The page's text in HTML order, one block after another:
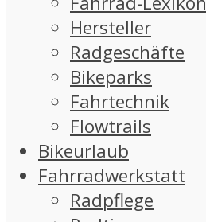
Hersteller
Radgeschäfte
Bikeparks
Fahrtechnik
Flowtrails
Bikeurlaub
Fahrradwerkstatt
Radpflege